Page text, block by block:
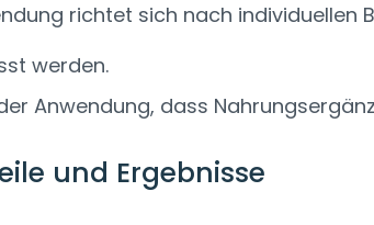
richtet sich nach individuellen
werden.
Anwendung, dass
und Ergebnisse